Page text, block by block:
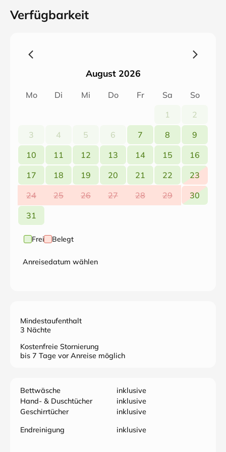
Verfügbarkeit
August 2026
Mo Di Mi Do Fr Sa
So
1
2
3
4 5 6 7 8
9
10
11 12 13 14 15
16
17
18 19 20 21 22
23
24
25 26 27 28 29
30
31
Frei Belegt
Anreisedatum wählen
Mindestaufenthalt
3 Nächte
Kostenfreie Stornierung
bis 7 Tage vor Anreise möglich
Bettwäsche
inklusive
Hand- & Duschtücher
inklusive
Geschirrtücher
inklusive
Endreinigung
inklusive